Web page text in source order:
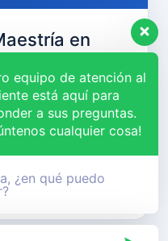
en
en Gerencia
Humanos
Ciencias, con
de Recursos
equipo de atención al
está aquí para
a sus preguntas.
cualquier cosa!
¿en qué puedo